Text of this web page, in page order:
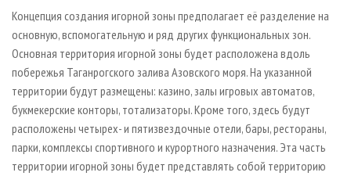
Концепция создания игорной зоны предполагает её разделение на
основную, вспомогательную и ряд других функциональных зон.
Основная территория игорной зоны будет расположена вдоль
побережья Таганрогского залива Азовского моря. На указанной
территории будут размещены: казино, залы игровых автоматов,
букмекерские конторы, тотализаторы. Кроме того, здесь будут
расположены четырех- и пятизвездочные отели, бары, рестораны,
парки, комплексы спортивного и курортного назначения. Эта часть
территории игорной зоны будет представлять собой территорию